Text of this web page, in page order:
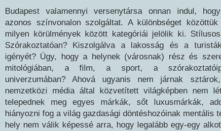
Budapest valamennyi versenytársa onnan indul,
azonos színvonalon szolgáltat. A különbséget
milyen körülmények között kategóriái jelölik ki.
Szórakoztatóan? Kiszolgálva a lakosság és a
igényét? Úgy, hogy a helynek (városnak) rész és
mitológiában, a film, a sport, a
univerzumában? Ahová ugyanis nem járnak
nemzetközi média által közvetített világképben nem
telepednek meg egyes márkák, sőt luxusmárkák,
hiányozni fog a világ gazdasági döntéshozóinak mentális
hely nem válik képessé arra, hogy legalább egy-egy